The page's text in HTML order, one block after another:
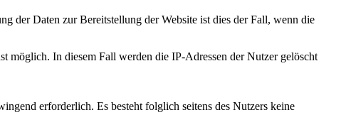
der Daten zur Bereitstellung der Website ist dies der Fall, wenn die
möglich. In diesem Fall werden die IP-Adressen der Nutzer gelöscht
erforderlich. Es besteht folglich seitens des Nutzers keine